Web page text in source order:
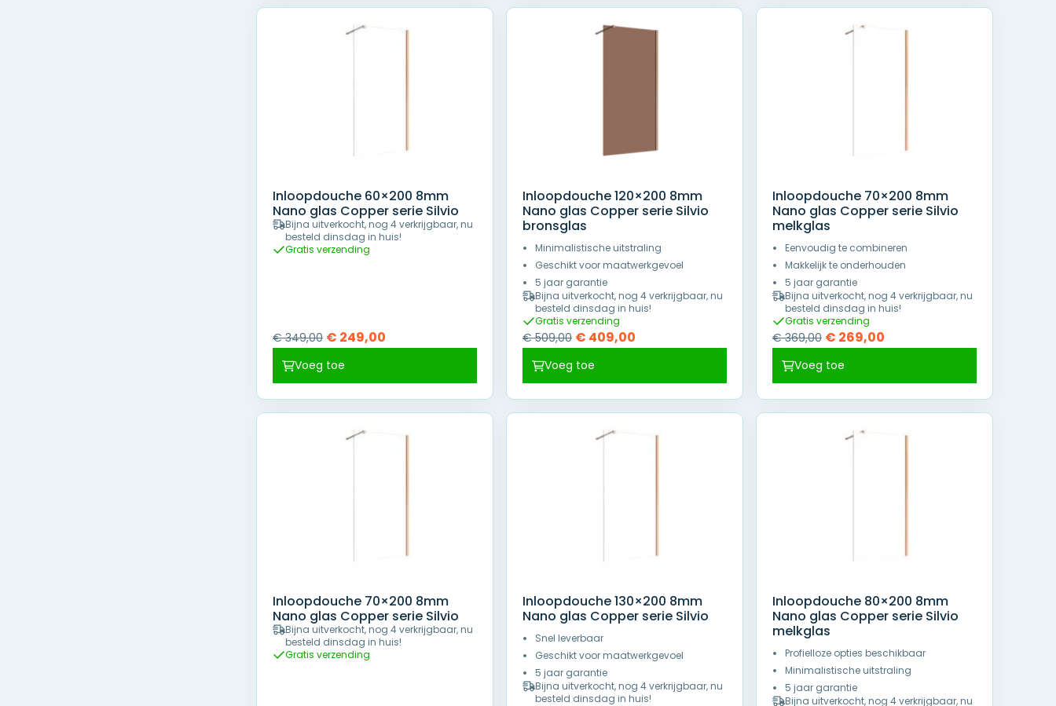
Inloopdouche 60×200 8mm
Nano glas Copper serie Silvio
Bijna uitverkocht, nog 4 verkrijgbaar, nu
besteld dinsdag in huis!
Gratis verzending
€349,00 Oorspronkelijke
€ 349,00.
€ 249,00Huidige
€ 249,00.
Voeg toe
Inloopdouche 120×200 8mm
Nano glas Copper serie Silvio
bronsglas
Minimalistische uitstraling
Geschikt voor maatwerkgevoel
5 jaar garantie
Bijna uitverkocht, nog 4 verkrijgbaar, nu
besteld dinsdag in huis!
Gratis verzending
€509,00 Oorspronkelijke
€ 509,00.
€ 409,00Huidige
€ 409,00.
Voeg toe
Inloopdouche 70×200 8mm
Nano glas Copper serie Silvio
melkglas
Eenvoudig te combineren
Makkelijk te onderhouden
5 jaar garantie
Bijna uitverkocht, nog 4 verkrijgbaar, nu
besteld dinsdag in huis!
Gratis verzending
€369,00 Oorspronkelijke
€ 369,00.
€ 269,00Huidige
€ 269,00.
Voeg toe
Inloopdouche 70×200 8mm
Nano glas Copper serie Silvio
Bijna uitverkocht, nog 4 verkrijgbaar, nu
besteld dinsdag in huis!
Gratis verzending
Inloopdouche 130×200 8mm
Nano glas Copper serie Silvio
Snel leverbaar
Geschikt voor maatwerkgevoel
5 jaar garantie
Bijna uitverkocht, nog 4 verkrijgbaar, nu
besteld dinsdag in huis!
Inloopdouche 80×200 8mm
Nano glas Copper serie Silvio
melkglas
Profielloze opties beschikbaar
Minimalistische uitstraling
5 jaar garantie
Bijna uitverkocht, nog 4 verkrijgbaar, nu